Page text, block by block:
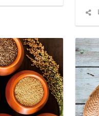
شارك